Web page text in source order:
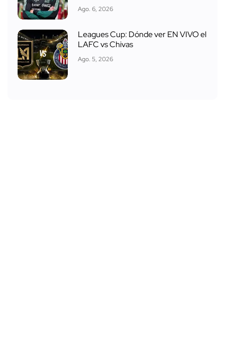
Ago. 6, 2026
Leagues Cup: Dónde ver EN VIVO el
LAFC vs Chivas
Ago. 5, 2026